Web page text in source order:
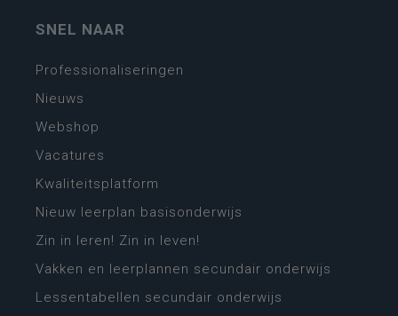
SNEL NAAR
Professionaliseringen
Nieuws
Webshop
Vacatures
Kwaliteitsplatform
Nieuw leerplan basisonderwijs
Zin in leren! Zin in leven!
Vakken en leerplannen secundair onderwijs
Lessentabellen secundair onderwijs